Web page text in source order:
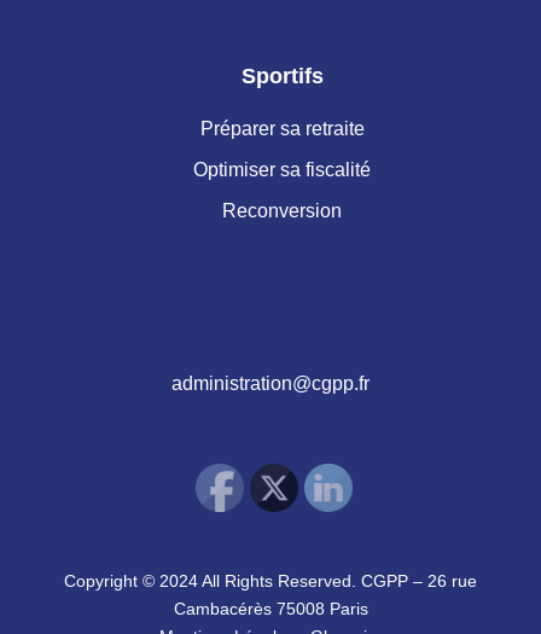
Sportifs
Préparer sa retraite
Optimiser sa fiscalité
Reconversion
administration@cgpp.fr
Copyright © 2024 All Rights Reserved. CGPP – 26 rue
Cambacérès 75008 Paris